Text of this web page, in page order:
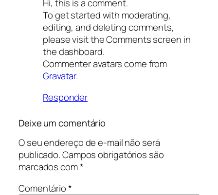
Hi, this is a comment.
To get started with moderating,
editing, and deleting comments,
please visit the Comments screen in
the dashboard.
Commenter avatars come from
Gravatar.
Responder
Deixe um comentário
O seu endereço de e-mail não será
publicado.Campos obrigatórios são
marcados com*
Comentário*